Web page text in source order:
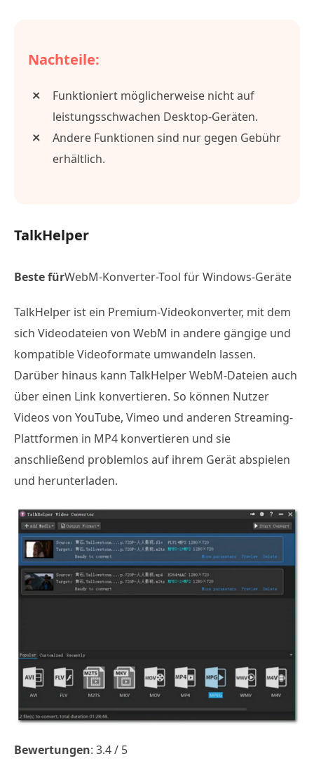
Nachteile:
Funktioniert möglicherweise nicht auf
leistungsschwachen Desktop-Geräten.
Andere Funktionen sind nur gegen Gebühr
erhältlich.
TalkHelper
Beste fürWebM-Konverter-Tool für Windows-Geräte
TalkHelper ist ein Premium-Videokonverter, mit dem
sich Videodateien von WebM in andere gängige und
kompatible Videoformate umwandeln lassen.
Darüber hinaus kann TalkHelper WebM-Dateien auch
über einen Link konvertieren. So können Nutzer
Videos von YouTube, Vimeo und anderen Streaming-
Plattformen in MP4 konvertieren und sie
anschließend problemlos auf ihrem Gerät abspielen
und herunterladen.
Bewertungen: 3.4 / 5